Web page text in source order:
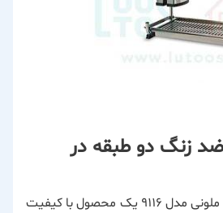
زنگ دو طبقه در
آبچکان رومیزی استیل ملونی مدل 9116 یک محصول با کیفیت